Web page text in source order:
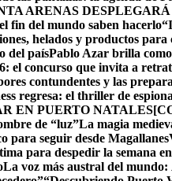
ARENAS
fin del mundo saben hacerlo
helados y productos
del paísPablo Azar brilla
el concurso que invita a
contundentes y las
regresa: el thriller de
EN PUERTO NATALES
de “luz”La magia
para seguir desde Magallanes
para despedir la semana
La voz más austral del